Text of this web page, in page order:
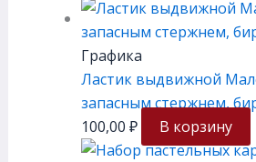
Графика
Ластик выдвижной
запасным стержнем,
100,00 ₽ В корзину